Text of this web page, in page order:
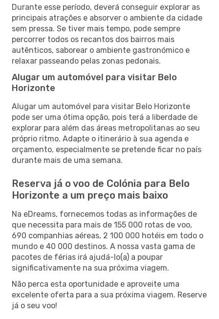
Durante esse período, deverá conseguir explorar as
principais atrações e absorver o ambiente da cidade
sem pressa. Se tiver mais tempo, pode sempre
percorrer todos os recantos dos bairros mais
autênticos, saborear o ambiente gastronómico e
relaxar passeando pelas zonas pedonais.
Alugar um automóvel para visitar Belo
Horizonte
Alugar um automóvel para visitar Belo Horizonte
pode ser uma ótima opção, pois terá a liberdade de
explorar para além das áreas metropolitanas ao seu
próprio ritmo. Adapte o itinerário à sua agenda e
orçamento, especialmente se pretende ficar no país
durante mais de uma semana.
Reserva já o voo de Colónia para Belo
Horizonte a um preço mais baixo
Na eDreams, fornecemos todas as informações de
que necessita para mais de 155 000 rotas de voo,
690 companhias aéreas, 2 100 000 hotéis em todo o
mundo e 40 000 destinos. A nossa vasta gama de
pacotes de férias irá ajudá-lo(a) a poupar
significativamente na sua próxima viagem.
Não perca esta oportunidade e aproveite uma
excelente oferta para a sua próxima viagem. Reserve
já o seu voo!